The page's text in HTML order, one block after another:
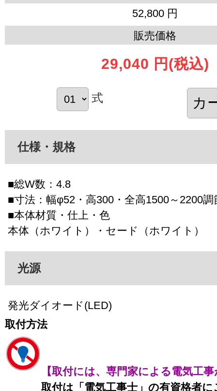
52,800 円
販売価格
29,040 円 (税込)
式
仕様・規格
■総W数：4.8
■寸法：幅φ52・高300・全高1500～2200調
■本体材質・仕上・色
本体（ホワイト）・セード（ホワイト）
光源
発光ダイオード(LED)
取付方法
【取付には、専門家による電気工
取付は「電気工事士」の有資格者